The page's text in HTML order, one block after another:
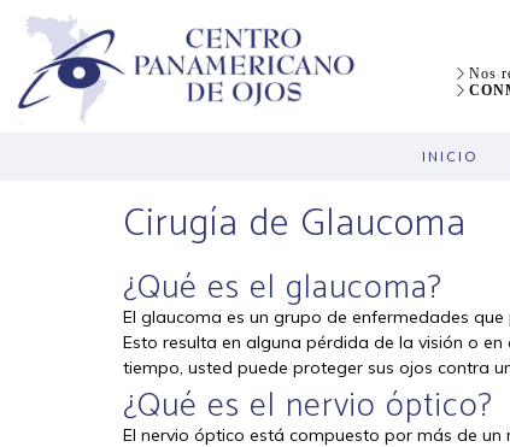
Nos
INICIO
Cirugía de Glaucoma
¿Qué es el glaucoma?
El glaucoma es un grupo de enfermedades
Esto resulta en alguna pérdida de la visión o
tiempo, usted puede proteger sus ojos contra
¿Qué es el nervio óptico?
El nervio óptico está compuesto por más de un